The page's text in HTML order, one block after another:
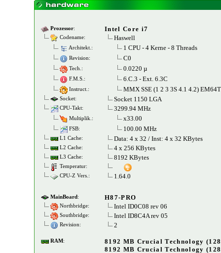
Prozessor: Intel Core i7
Codename: Haswell
Architekt.: 1 CPU - 4 Kerne - 8 Threads
Revision: C0
Tech.: 0.0220 µ
F.M.S.: 6.C.3 - Ext. 6.3C
Instruct.: MMX SSE (1 2 3 3S 4.1 4.2)
Socket: Socket 1150 LGA
CPU-Takt: 3299.94 MHz
Multiplik.: x33.00
FSB: 100.00 MHz
L1 Cache: Data: 4 x 32 / Inst: 4 x 32 KBytes
L2 Cache: 4 x 256 KBytes
L3 Cache: 8192 KBytes
Temperatur:
CPU-Z Vers.:
1.64.0
MainBoard: H87-PRO
Northbridge: Intel ID0C08 rev 06
Southbridge: Intel ID8C4A rev 05
Revision: 2
RAM:
8192 MB Crucial Technology
8192 MB Crucial Technology